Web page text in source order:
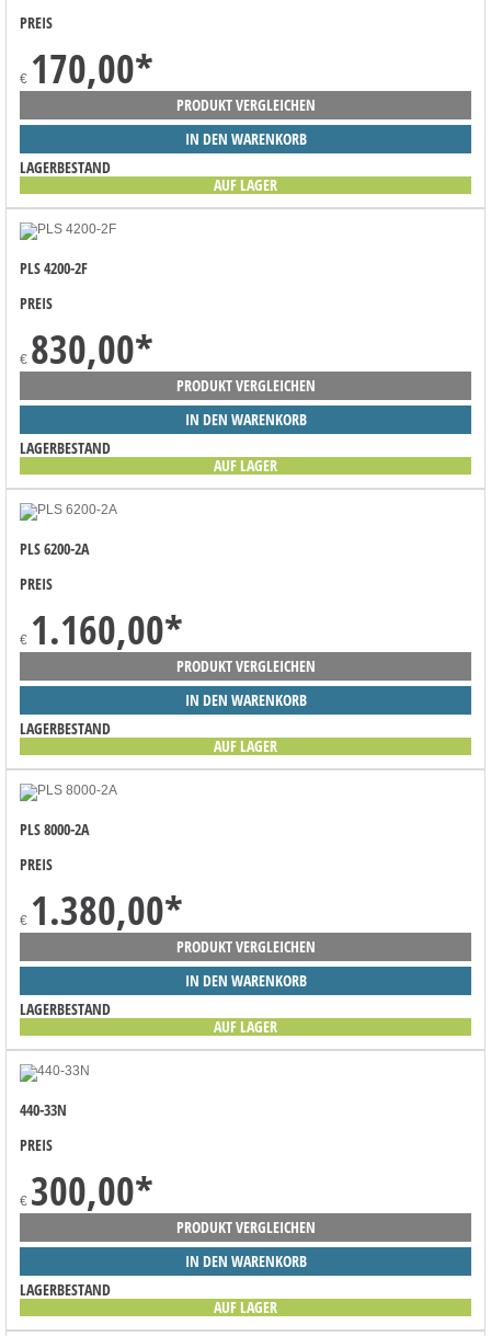
PREIS
€ 170,00*
PRODUKT VERGLEICHEN
IN DEN WARENKORB
LAGERBESTAND
AUF LAGER
PLS 4200-2F
PREIS
€ 830,00*
PRODUKT VERGLEICHEN
IN DEN WARENKORB
LAGERBESTAND
AUF LAGER
PLS 6200-2A
PREIS
€ 1.160,00*
PRODUKT VERGLEICHEN
IN DEN WARENKORB
LAGERBESTAND
AUF LAGER
PLS 8000-2A
PREIS
€ 1.380,00*
PRODUKT VERGLEICHEN
IN DEN WARENKORB
LAGERBESTAND
AUF LAGER
440-33N
PREIS
€ 300,00*
PRODUKT VERGLEICHEN
IN DEN WARENKORB
LAGERBESTAND
AUF LAGER